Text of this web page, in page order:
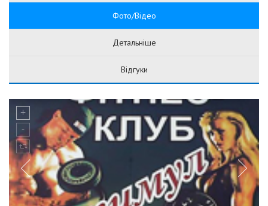
Фото/Відео
Детальніше
Відгуки